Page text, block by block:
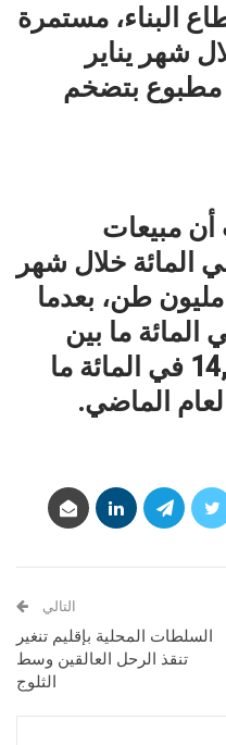
البناء، مستمرة
شهر يناير
مطبوع بتضخم
مبيعات
تراجعت بـ6 في المائة خلال شهر
يناير، متجاوزة بقليل 1 مليون طن، بعدما
بمعدل 15,9 في المائة ما بين
يونيو ودجنبر 2022، و14,9 في المائة ما
الماضي.
التالي
السلطات المحلية بإقليم تنغير
تنقذ الرحل العالقين وسط
الثلوج